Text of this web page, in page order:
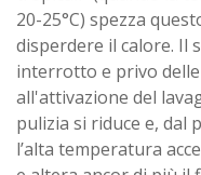
20-25°C) spezza
disperdere il calore. Il
interrotto e privo
all'attivazione del
pulizia si riduce e, dal
l’alta temperatura